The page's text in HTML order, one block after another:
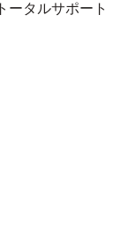
ータルサポート